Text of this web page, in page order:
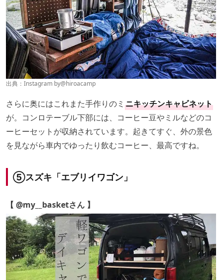
出典：Instagram by@hiroacamp
さらに奥にはこれまた手作りのミ ニキッチンキャビネット
が。コンロテーブル下部には、コーヒー豆やミルなどのコ
ーヒーセットが収納されています。起きてすぐ、外の景色
を見ながら車内でゆったり飲むコーヒー、最高ですね。
⑤スズキ「エブリイワゴン」
【 @my__basketさん 】